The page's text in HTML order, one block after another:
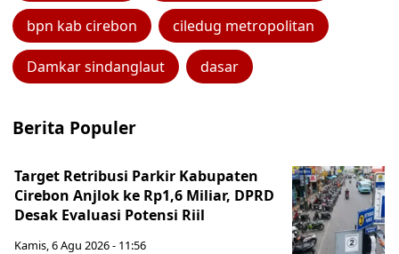
bpn kab cirebon ciledug metropolitan
Damkar sindanglaut dasar
Berita Populer
Target Retribusi Parkir Kabupaten
Cirebon Anjlok ke Rp1,6 Miliar, DPRD
Desak Evaluasi Potensi Riil
Kamis, 6 Agu 2026 - 11:56